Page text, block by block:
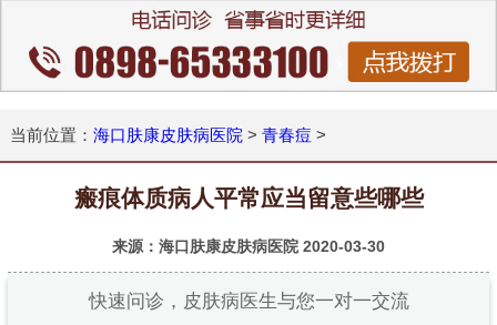
当前位置： 海口肤康皮肤病医院 > 青春痘 >
瘢痕体质病人平常应当留意些哪些
来源：海口肤康皮肤病医院 2020-03-30
快速问诊，皮肤病医生与您一对一交流